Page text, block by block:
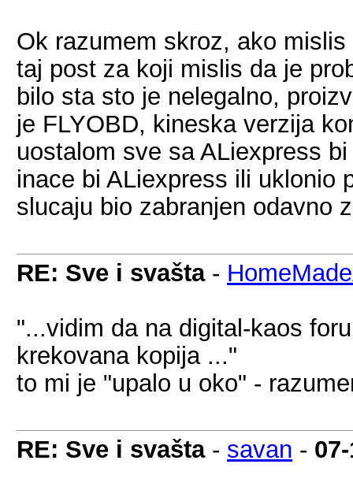
Ok razumem skroz, ako
taj post za koji mislis da je
bilo sta sto je nelegalno,
je FLYOBD, kineska verzija
uostalom sve sa ALiexpress
inace bi ALiexpress ili uklonio
slucaju bio zabranjen odavno
RE: Sve i svašta-
"...vidim da na digital-kaos
krekovana kopija ..."
to mi je "upalo u oko" -
RE: Sve i svašta- savan -